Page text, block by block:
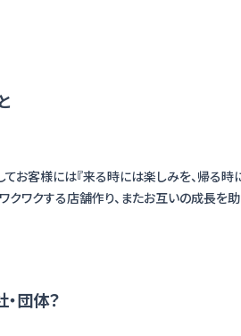
お客様には『来る時には楽しみを、帰る
クワクする店舗作り、またお互いの成長を
団体？